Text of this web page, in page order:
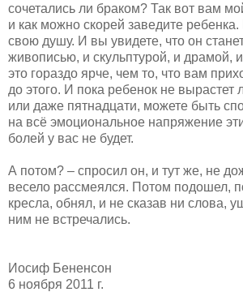
сочетались ли браком? Так вот вам
и как можно скорей заведите
свою душу. И вы увидете, что он
живописью, и скульптурой, и драмой,
это гораздо ярче, чем то, что вам
до этого. И пока ребенок не вырастет
или даже пятнадцати, можете быть
на всё эмоциональное напряжение
болей у вас не будет.
А потом? – спросил он, и тут же, не
весело рассмеялся. Потом подошел,
кресла, обнял, и не сказав ни слова,
ним не встречались.
Иосиф Бененсон
6 ноября 2011 г.